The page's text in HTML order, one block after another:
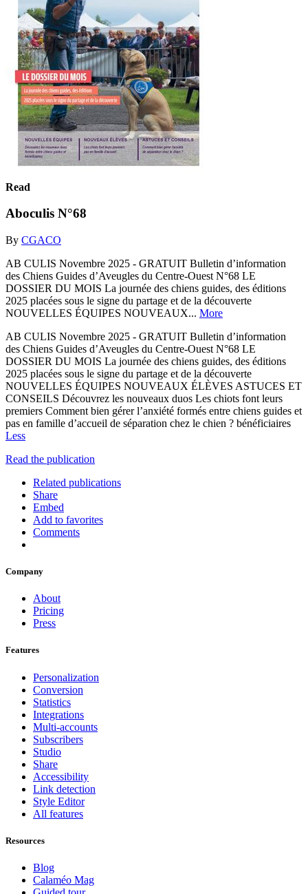
Read
Aboculis N°68
By CGACO
AB CULIS Novembre 2025 - GRATUIT Bulletin d’information
des Chiens Guides d’Aveugles du Centre-Ouest N°68 LE
DOSSIER DU MOIS La journée des chiens guides, des éditions
2025 placées sous le signe du partage et de la découverte
NOUVELLES ÉQUIPES NOUVEAUX... More
AB CULIS Novembre 2025 - GRATUIT Bulletin d’information
des Chiens Guides d’Aveugles du Centre-Ouest N°68 LE
DOSSIER DU MOIS La journée des chiens guides, des éditions
2025 placées sous le signe du partage et de la découverte
NOUVELLES ÉQUIPES NOUVEAUX ÉLÈVES ASTUCES ET
CONSEILS Découvrez les nouveaux duos Les chiots font leurs
premiers Comment bien gérer l’anxiété formés entre chiens guides et
pas en famille d’accueil de séparation chez le chien ? bénéficiaires
Less
Read the publication
Related publications
Share
Embed
Add to favorites
Comments
Company
About
Pricing
Press
Features
Personalization
Conversion
Statistics
Integrations
Multi-accounts
Subscribers
Studio
Share
Accessibility
Link detection
Style Editor
All features
Resources
Blog
Calaméo Mag